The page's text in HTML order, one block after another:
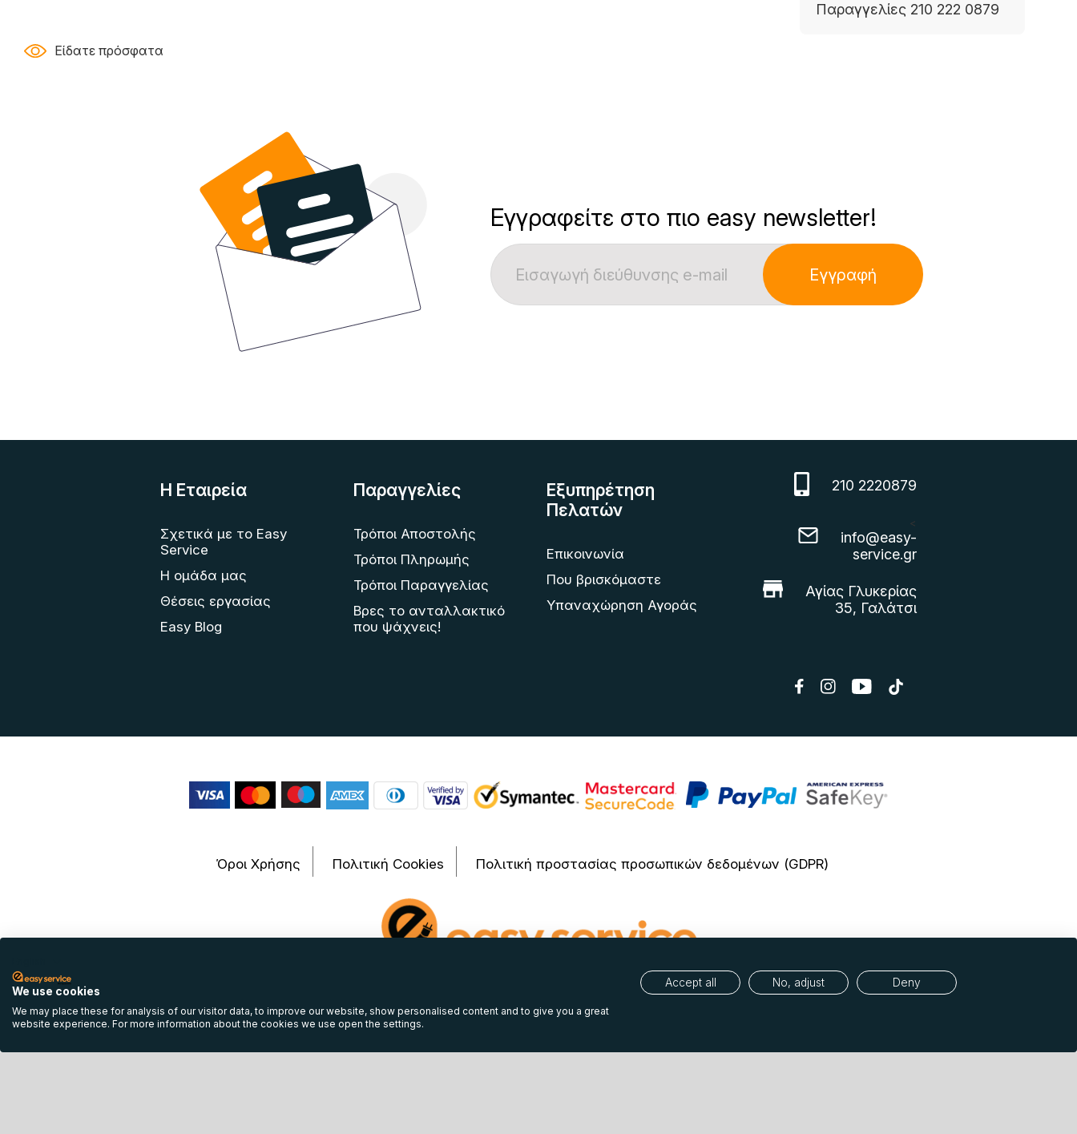
Παραγγελίες 210 222 0879
Είδατε πρόσφατα
Εγγραφείτε στο πιο easy newsletter!
Εγγραφή
Η Eταιρεία
Σχετικά με το Easy
Service
Η ομάδα μας
Θέσεις εργασίας
Easy Blog
Παραγγελίες
Τρόποι Αποστολής
Τρόποι Πληρωμής
Τρόποι Παραγγελίας
Βρες το ανταλλακτικό
που ψάχνεις!
Εξυπηρέτηση
Πελατών
Επικοινωνία
Που βρισκόμαστε
Υπαναχώρηση Αγοράς
210 2220879
<
info@easy-
service.gr
Αγίας Γλυκερίας
35, Γαλάτσι
Όροι Χρήσης Πολιτική Cookies Πολιτική προστασίας προσωπικών δεδομένων (GDPR)
We use cookies
We may place these for analysis of our visitor data, to improve our website, show personalised content and to give you a great
website experience. For more information about the cookies we use open the settings.
Accept all No, adjust Deny